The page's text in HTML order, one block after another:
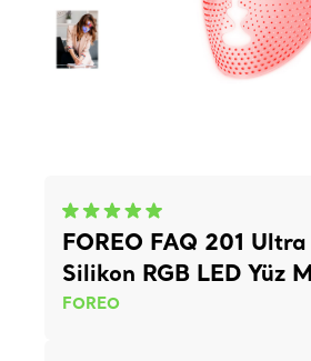
FOREO FAQ 201
Silikon RGB LED Yüz
FOREO